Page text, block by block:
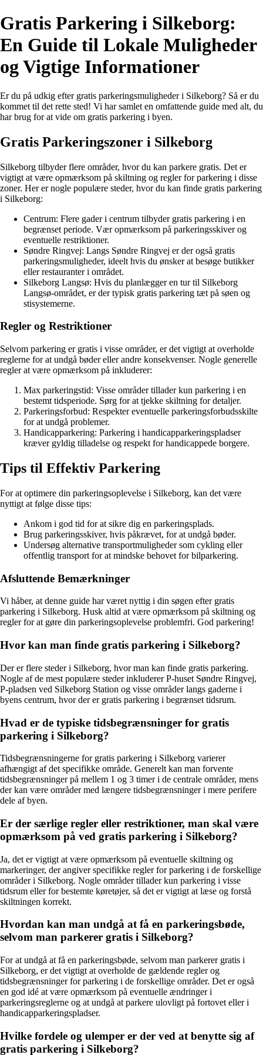
Gratis Parkering i Silkeborg:
En Guide til Lokale Muligheder
og Vigtige Informationer
Er du på udkig efter gratis parkeringsmuligheder i Silkeborg? Så er du
kommet til det rette sted! Vi har samlet en omfattende guide med alt, du
har brug for at vide om gratis parkering i byen.
Gratis Parkeringszoner i Silkeborg
Silkeborg tilbyder flere områder, hvor du kan parkere gratis. Det er
vigtigt at være opmærksom på skiltning og regler for parkering i disse
zoner. Her er nogle populære steder, hvor du kan finde gratis parkering
i Silkeborg:
Centrum: Flere gader i centrum tilbyder gratis parkering i en
begrænset periode. Vær opmærksom på parkeringsskiver og
eventuelle restriktioner.
Søndre Ringvej: Langs Søndre Ringvej er der også gratis
parkeringsmuligheder, ideelt hvis du ønsker at besøge butikker
eller restauranter i området.
Silkeborg Langsø: Hvis du planlægger en tur til Silkeborg
Langsø-området, er der typisk gratis parkering tæt på søen og
stisystemerne.
Regler og Restriktioner
Selvom parkering er gratis i visse områder, er det vigtigt at overholde
reglerne for at undgå bøder eller andre konsekvenser. Nogle generelle
regler at være opmærksom på inkluderer:
Max parkeringstid: Visse områder tillader kun parkering i en
bestemt tidsperiode. Sørg for at tjekke skiltning for detaljer.
Parkeringsforbud: Respekter eventuelle parkeringsforbudsskilte
for at undgå problemer.
Handicapparkering: Parkering i handicapparkeringspladser
kræver gyldig tilladelse og respekt for handicappede borgere.
Tips til Effektiv Parkering
For at optimere din parkeringsoplevelse i Silkeborg, kan det være
nyttigt at følge disse tips:
Ankom i god tid for at sikre dig en parkeringsplads.
Brug parkeringsskiver, hvis påkrævet, for at undgå bøder.
Undersøg alternative transportmuligheder som cykling eller
offentlig transport for at mindske behovet for bilparkering.
Afsluttende Bemærkninger
Vi håber, at denne guide har været nyttig i din søgen efter gratis
parkering i Silkeborg. Husk altid at være opmærksom på skiltning og
regler for at gøre din parkeringsoplevelse problemfri. God parkering!
Hvor kan man finde gratis parkering i Silkeborg?
Der er flere steder i Silkeborg, hvor man kan finde gratis parkering.
Nogle af de mest populære steder inkluderer P-huset Søndre Ringvej,
P-pladsen ved Silkeborg Station og visse områder langs gaderne i
byens centrum, hvor der er gratis parkering i begrænset tidsrum.
Hvad er de typiske tidsbegrænsninger for gratis
parkering i Silkeborg?
Tidsbegrænsningerne for gratis parkering i Silkeborg varierer
afhængigt af det specifikke område. Generelt kan man forvente
tidsbegrænsninger på mellem 1 og 3 timer i de centrale områder, mens
der kan være områder med længere tidsbegrænsninger i mere perifere
dele af byen.
Er der særlige regler eller restriktioner, man skal være
opmærksom på ved gratis parkering i Silkeborg?
Ja, det er vigtigt at være opmærksom på eventuelle skiltning og
markeringer, der angiver specifikke regler for parkering i de forskellige
områder i Silkeborg. Nogle områder tillader kun parkering i visse
tidsrum eller for bestemte køretøjer, så det er vigtigt at læse og forstå
skiltningen korrekt.
Hvordan kan man undgå at få en parkeringsbøde,
selvom man parkerer gratis i Silkeborg?
For at undgå at få en parkeringsbøde, selvom man parkerer gratis i
Silkeborg, er det vigtigt at overholde de gældende regler og
tidsbegrænsninger for parkering i de forskellige områder. Det er også
en god idé at være opmærksom på eventuelle ændringer i
parkeringsreglerne og at undgå at parkere ulovligt på fortovet eller i
handicapparkeringspladser.
Hvilke fordele og ulemper er der ved at benytte sig af
gratis parkering i Silkeborg?